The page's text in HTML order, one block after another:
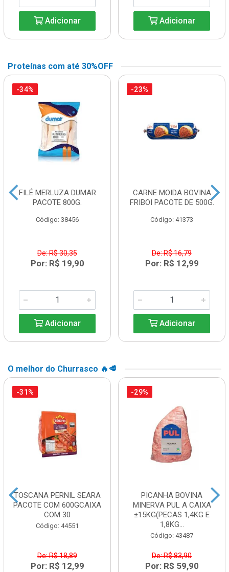
Adicionar Adicionar
Proteínas com até 30%OFF
-34%
FILÉ MERLUZA DUMAR
PACOTE 800G.
Código: 38456
De: R$ 30,35
Por: R$ 19,90
Adicionar
-23%
CARNE MOIDA BOVINA
FRIBOI PACOTE DE 500G.
Código: 41373
De: R$ 16,79
Por: R$ 12,99
Adicionar
O melhor do Churrasco 🔥🥩
-31%
TOSCANA PERNIL SEARA
PACOTE COM 600GCAIXA
COM 30
Código: 44551
De: R$ 18,89
Por: R$ 12,99
-29%
PICANHA BOVINA
MINERVA PUL A CAIXA
±15KG(PECAS 1,4KG E
1,8KG...
Código: 43487
De: R$ 83,90
Por: R$ 59,90